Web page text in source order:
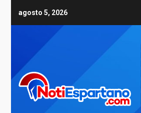
agosto 5, 2026